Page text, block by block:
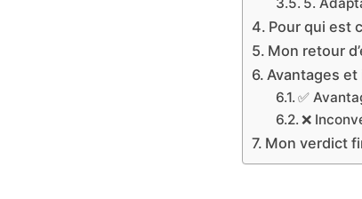
5.
Pour qui est
Mon retour
Avantages
✅
❌
Mon verdict